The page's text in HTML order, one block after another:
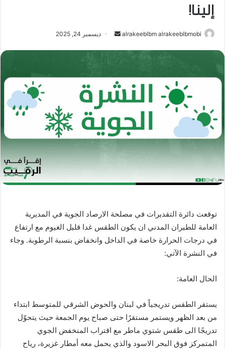
إلينا!
alrakeeblbm alrakeeblbmobi
أرسل
إلكترونيا
ديسمبر 24, 2025
توقعت دائرة التقديرات في مصلحة الارصاد الجوية في المديرية
العامة للطيران المدني ان يكون الطقس غدا قليل الغيوم مع ارتفاع
في درجات الحرارة خاصة في الداخل وانخفاض بنسبة الرطوبة. وجاء
في النشرة الآتي:
الحال العامة:
يستقر الطقس تدريجياً في لبنان والحوض الشرقي للمتوسط ابتداء
من بعد الظهر ويستمر مستقرًا حتى صباح يوم الجمعة حيث يتحوّل
تدريجًا الى طقس شتوي ماطر مع اقتراب المنخفض الجوي
المتمركز فوق البحر الاسود والذي يحمل معه أمطار غزيرة، رياح